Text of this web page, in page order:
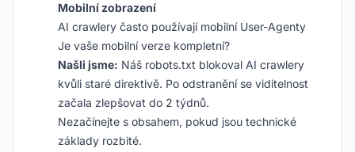
Mobilní zobrazení
AI crawlery často používají mobilní User-Agenty
Je vaše mobilní verze kompletní?
Našli jsme: Náš robots.txt blokoval AI crawlery
kvůli staré direktivě. Po odstranění se viditelnost
začala zlepšovat do 2 týdnů.
Nezačínejte s obsahem, pokud jsou technické
základy rozbité.